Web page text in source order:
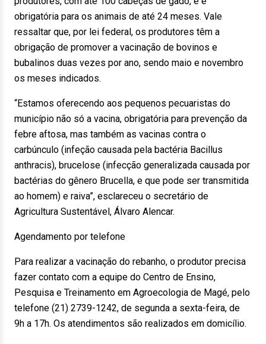
obrigatória para os animais de até 24 meses. Vale
ressaltar que, por lei federal, os produtores têm a
obrigação de promover a vacinação de bovinos e
bubalinos duas vezes por ano, sendo maio e novembro
os meses indicados.
“Estamos oferecendo aos pequenos pecuaristas do
município não só a vacina, obrigatória para prevenção da
febre aftosa, mas também as vacinas contra o
carbúnculo (infeção causada pela bactéria Bacillus
anthracis), brucelose (infecção generalizada causada por
bactérias do gênero Brucella, e que pode ser transmitida
ao homem) e raiva”, esclareceu o secretário de
Agricultura Sustentável, Álvaro Alencar.
Agendamento por telefone
Para realizar a vacinação do rebanho, o produtor precisa
fazer contato com a equipe do Centro de Ensino,
Pesquisa e Treinamento em Agroecologia de Magé, pelo
telefone (21) 2739-1242, de segunda a sexta-feira, de
9h a 17h. Os atendimentos são realizados em domicílio.